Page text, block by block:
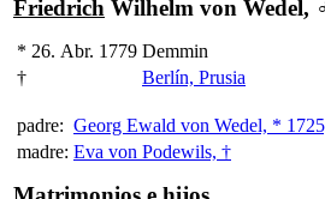
Friedrich Wilhelm von Wedel,
* 26. Abr. 1779 Demmin
†
Berlín, Prusia
padre: Georg Ewald von Wedel, *
madre: Eva von Podewils, †